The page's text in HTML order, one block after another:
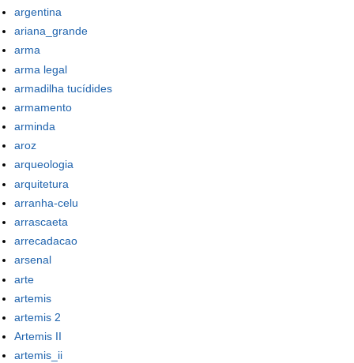
argentina
ariana_grande
arma
arma legal
armadilha tucídides
armamento
arminda
aroz
arqueologia
arquitetura
arranha-celu
arrascaeta
arrecadacao
arsenal
arte
artemis
artemis 2
Artemis II
artemis_ii